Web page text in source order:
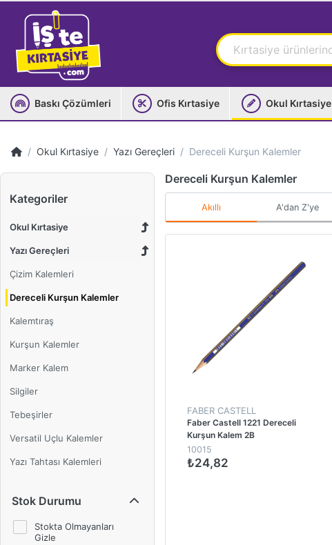
Baskı Çözümleri Ofis Kırtasiye Okul Kırtasiye
Okul Kırtasiye Yazı Gereçleri Dereceli Kurşun Kalemler
Kategoriler
Okul Kırtasiye
Yazı Gereçleri
Çizim Kalemleri
Dereceli Kurşun Kalemler
Kalemtıraş
Kurşun Kalemler
Marker Kalem
Silgiler
Tebeşirler
Versatil Uçlu Kalemler
Yazı Tahtası Kalemleri
Stok Durumu
Stokta Olmayanları
Gizle
Dereceli Kurşun Kalemler
Akıllı A'dan Z'ye
FABER CASTELL
Faber Castell 1221 Dereceli
Kurşun Kalem 2B
10015
₺24,82